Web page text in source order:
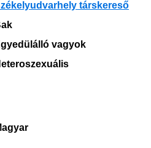
társkereső
vagyok